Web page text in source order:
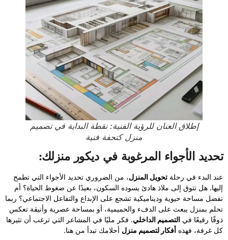
إطلاق العنان للرؤية الفنية: نقطة البداية في تصميم
منزل كتحفة فنية
تحديد الأجواء المرغوبة في ديكور منزلك:
عند البدء في رحلة تحويل المنزل، من الضروري تحديد الأجواء التي تطمح
إليها. هل تتوق إلى ملاذ هادئ يسوده السكون، بعيدًا عن ضغوط الحياة؟ أم
تفضل مساحة حيوية وديناميكية تشجع على الإبداع والتفاعل الاجتماعي؟ ربما
تحلم بمنزل يبعث على الدفء والحميمية، أو بمساحة عصرية وأنيقة تعكس
ذوقًا رفيعًا في التصميم الداخلي. فكر مليًا في المشاعر التي ترغب أن تثيرها
كل غرفة، فهذه أفكار لتصميم منزل أحلامك تبدأ من هنا.